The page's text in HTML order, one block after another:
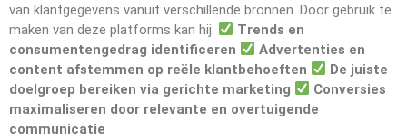
van klantgegevens vanuit verschillende bronnen. Door gebruik te
maken van deze platforms kan hij:
Trends en
consumentengedrag identificeren
Advertenties en
content afstemmen op reële klantbehoeften
De juiste
doelgroep bereiken via gerichte marketing
Conversies
maximaliseren door relevante en overtuigende
communicatie